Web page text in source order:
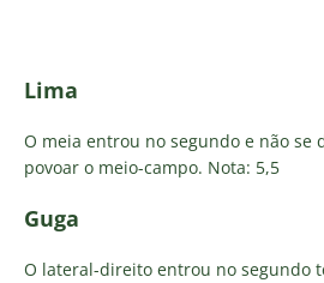
Lima
O meia entrou no segundo e não se
povoar o meio-campo. Nota: 5,5
Guga
O lateral-direito entrou no segundo